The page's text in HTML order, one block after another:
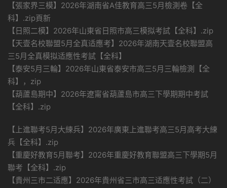
【張家界三模】2026年湖南省A佳教育高三5月檢測卷【全
科】.zip頁新
【日照二模】2026年山東省日照市高三模拟考試【全科】.zip
【天壹名校聯盟5月全真适應考】2026年湖南天壹名校聯盟高
三5月全真模拟适應性考試【全科】
【泰安5月三輪】2026年山東省泰安市高三5月三輪檢測【全
科】，zip
【葫蘆島期中】2026年遼甯省葫蘆島市高三下學期期中考試
【全科】.zip
【上進聯考5月大練兵】2026年廣東上進聯考高三5月高考大練
兵【全科】.zip
【重慶好教育5月聯考】2026年重慶好教育聯盟高三下學期5月
聯考【全科】.zip
【貴州三市二适應】2026年貴州省三市高三适應性考試（二）